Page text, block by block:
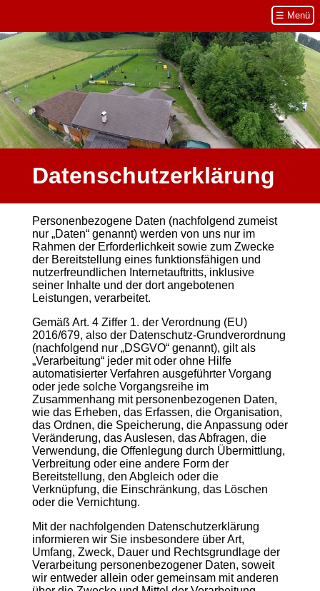
☰ Menü
Datenschutzerklärung
Personenbezogene Daten (nachfolgend zumeist
nur „Daten“ genannt) werden von uns nur im
Rahmen der Erforderlichkeit sowie zum Zwecke
der Bereitstellung eines funktionsfähigen und
nutzerfreundlichen Internetauftritts, inklusive
seiner Inhalte und der dort angebotenen
Leistungen, verarbeitet.
Gemäß Art. 4 Ziffer 1. der Verordnung (EU)
2016/679, also der Datenschutz-Grundverordnung
(nachfolgend nur „DSGVO“ genannt), gilt als
„Verarbeitung“ jeder mit oder ohne Hilfe
automatisierter Verfahren ausgeführter Vorgang
oder jede solche Vorgangsreihe im
Zusammenhang mit personenbezogenen Daten,
wie das Erheben, das Erfassen, die Organisation,
das Ordnen, die Speicherung, die Anpassung oder
Veränderung, das Auslesen, das Abfragen, die
Verwendung, die Offenlegung durch Übermittlung,
Verbreitung oder eine andere Form der
Bereitstellung, den Abgleich oder die
Verknüpfung, die Einschränkung, das Löschen
oder die Vernichtung.
Mit der nachfolgenden Datenschutzerklärung
informieren wir Sie insbesondere über Art,
Umfang, Zweck, Dauer und Rechtsgrundlage der
Verarbeitung personenbezogener Daten, soweit
wir entweder allein oder gemeinsam mit anderen